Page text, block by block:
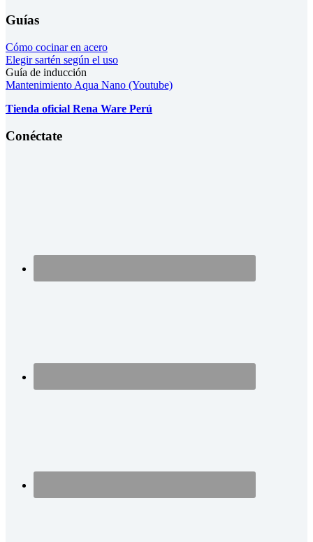
Guías
Cómo cocinar en acero
Elegir sartén según el uso
Guía de inducción
Mantenimiento Aqua Nano (Youtube)
Tienda oficial Rena Ware Perú
Conéctate